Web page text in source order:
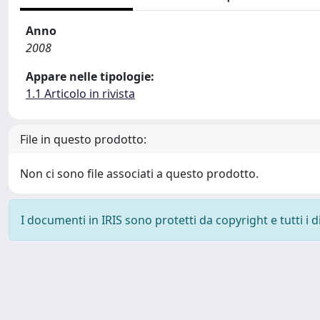
Anno
2008
Appare nelle tipologie:
1.1 Articolo in rivista
File in questo prodotto:
Non ci sono file associati a questo prodotto.
I documenti in IRIS sono protetti da copyright e tutti i